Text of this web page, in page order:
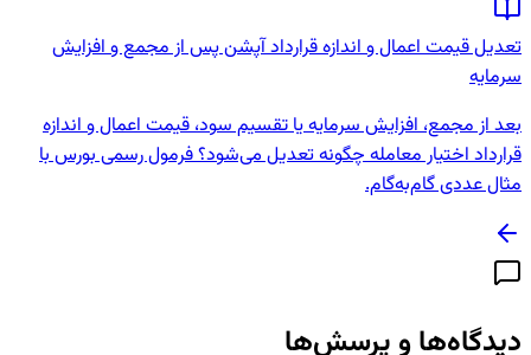
تعدیل قیمت اعمال و اندازه قرارداد آپشن پس از مجمع و افزایش
سرمایه
بعد از مجمع، افزایش سرمایه یا تقسیم سود، قیمت اعمال و اندازه
قرارداد اختیار معامله چگونه تعدیل می‌شود؟ فرمول رسمی بورس با
مثال عددی گام‌به‌گام.
دیدگاه‌ها و پرسش‌ها